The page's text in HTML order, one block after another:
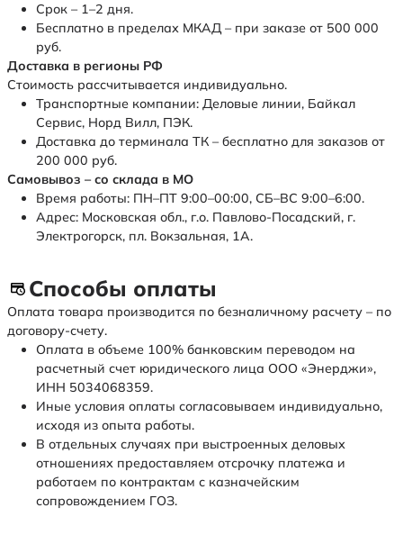
Срок – 1–2 дня.
Бесплатно в пределах МКАД – при заказе от 500 000
руб.
Доставка в регионы РФ
Стоимость рассчитывается индивидуально.
Транспортные компании: Деловые линии, Байкал
Сервис, Норд Вилл, ПЭК.
Доставка до терминала ТК – бесплатно для заказов от
200 000 руб.
Самовывоз – со склада в МО
Время работы: ПН–ПТ 9:00–00:00, СБ–ВС 9:00–6:00.
Адрес: Московская обл., г.о. Павлово-Посадский, г.
Электрогорск, пл. Вокзальная, 1А.
Способы оплаты
Оплата товара производится по безналичному расчету – по
договору-счету.
Оплата в объеме 100% банковским переводом на
расчетный счет юридического лица ООО «Энерджи»,
ИНН 5034068359.
Иные условия оплаты согласовываем индивидуально,
исходя из опыта работы.
В отдельных случаях при выстроенных деловых
отношениях предоставляем отсрочку платежа и
работаем по контрактам с казначейским
сопровождением ГОЗ.